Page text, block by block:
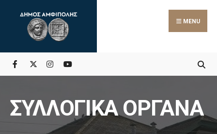
MENU
ΣΥΛΛΟΓΙΚΑ ΟΡΓΑΝΑ